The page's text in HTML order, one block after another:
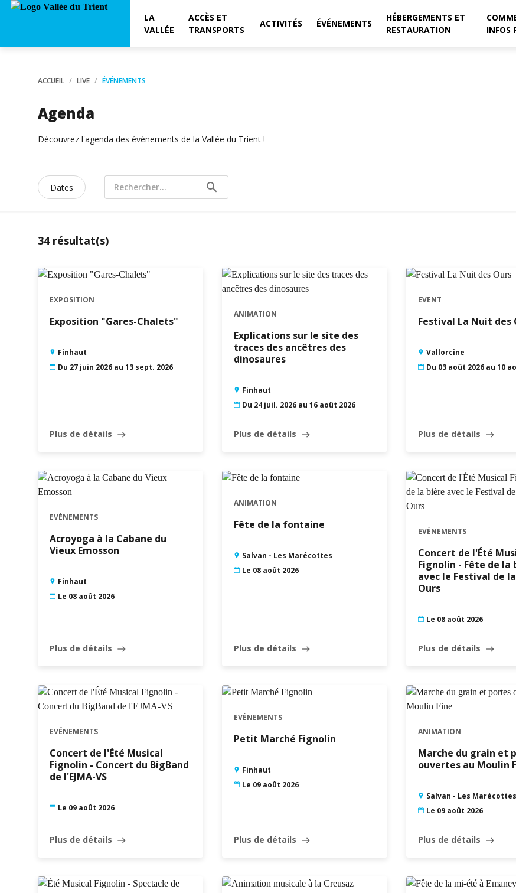
LA
VALLÉE
ACCÈS ET
TRANSPORTS
ACTIVITÉS ÉVÉNEMENTS
HÉBERGEMENTS ET
RESTAURATION
INFOS
ACCUEIL LIVE ÉVÉNEMENTS
Agenda
Découvrez l'agenda des événements de la Vallée du Trient !
Dates search
Rechercher...
août septembre
LUN MAR
10
11
31
1
7
8 9 10 11 12
14
15 16
28
29 30
34résultat(s)
EXPOSITION
Exposition "Gares-Chalets"
Finhaut
Du 27 juin 2026 au 13 sept. 2026
Plus de détails east
ANIMATION
Explications sur le site des
traces des ancêtres des
dinosaures
Finhaut
Du 24 juil. 2026 au 16 août 2026
Plus de détails east
EVENT
Festival La Nuit des
Vallorcine
Du 03 août 2026 au 10
Plus de détails east
EVÉNEMENTS
Acroyoga à la Cabane du
Vieux Emosson
Finhaut
Le 08 août 2026
Plus de détails east
ANIMATION
Fête de la fontaine
Salvan - Les Marécottes
Le 08 août 2026
Plus de détails east
EVÉNEMENTS
Concert de l'Été
Fignolin - Fête de la
avec le Festival de
Ours
Le 08 août 2026
Plus de détails east
EVÉNEMENTS
Concert de l'Été Musical
Fignolin - Concert du BigBand
de l'EJMA-VS
Le 09 août 2026
Plus de détails east
EVÉNEMENTS
Petit Marché Fignolin
Finhaut
Le 09 août 2026
Plus de détails east
ANIMATION
Marche du grain et
ouvertes au Moulin
Salvan - Les Marécottes
Le 09 août 2026
Plus de détails east